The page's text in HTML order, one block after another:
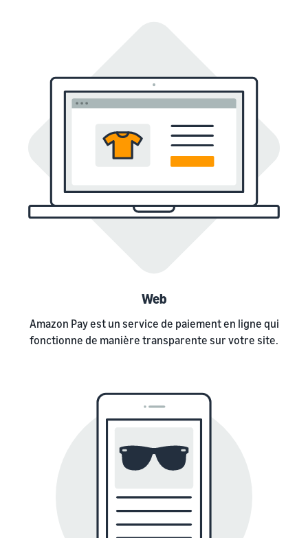
Web
Amazon Pay est un service de paiement en ligne qui
fonctionne de manière transparente sur votre site.